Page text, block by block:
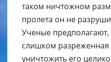
таком ничтожном
пролета он не
Ученые
слишком разреженная
уничтожить его